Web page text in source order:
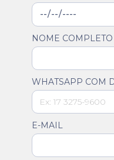
NOME COMPLETO
WHATSAPP COM
E-MAIL